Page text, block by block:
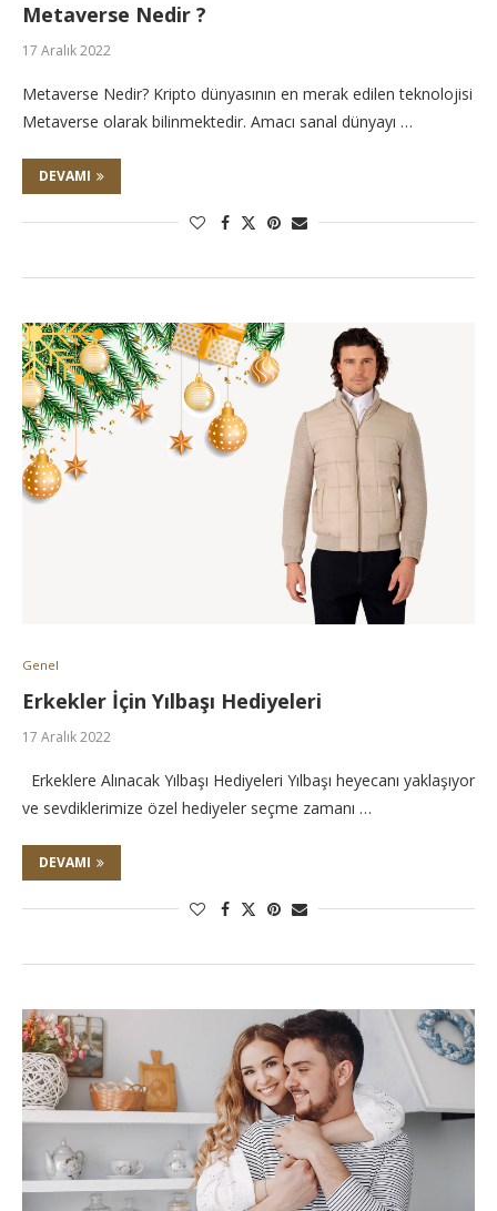
Metaverse Nedir ?
17 Aralık 2022
Metaverse Nedir? Kripto dünyasının en merak edilen teknolojisi
Metaverse olarak bilinmektedir. Amacı sanal dünyayı …
DEVAMI
Genel
Erkekler İçin Yılbaşı Hediyeleri
17 Aralık 2022
Erkeklere Alınacak Yılbaşı Hediyeleri Yılbaşı heyecanı yaklaşıyor
ve sevdiklerimize özel hediyeler seçme zamanı …
DEVAMI